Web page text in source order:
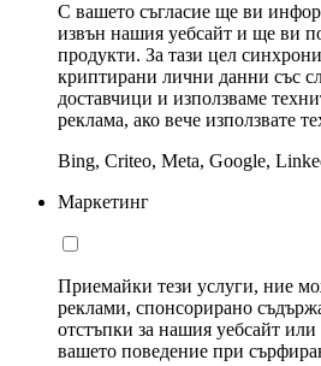
С вашето съгласие ще ви
извън нашия уебсайт и ще ви
продукти. За тази цел
криптирани лични данни със
доставчици и използваме
реклама, ако вече използвате
Bing, Criteo, Meta, Google,
Маркетинг
Приемайки тези услуги, ние
реклами, спонсорирано
отстъпки за нашия уебсайт
вашето поведение при